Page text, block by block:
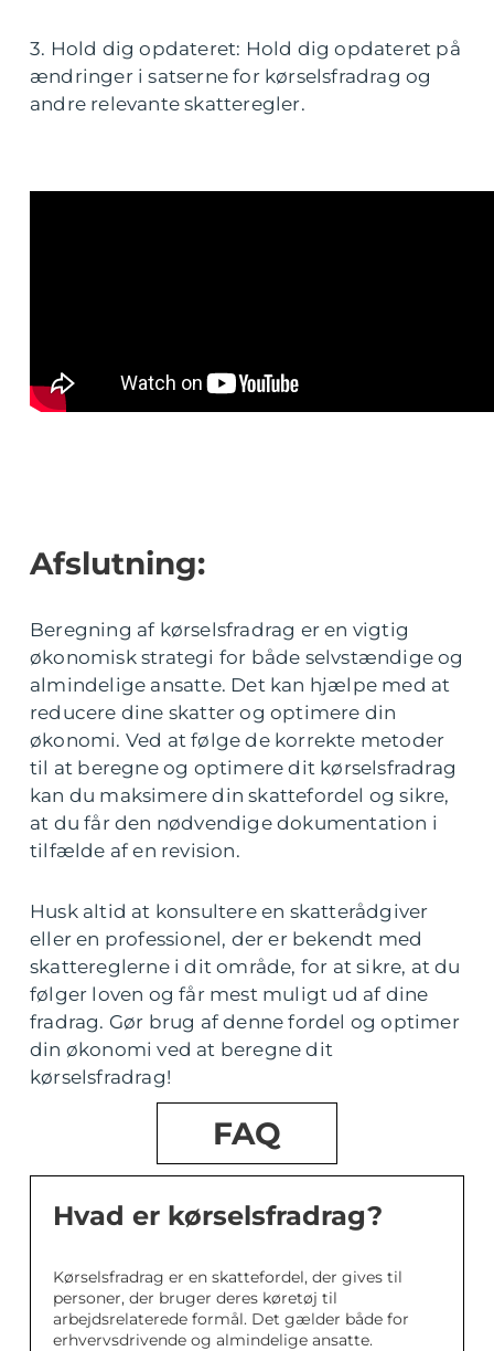
3. Hold dig opdateret: Hold dig opdateret på
ændringer i satserne for kørselsfradrag og
andre relevante skatteregler.
Afslutning:
Beregning af kørselsfradrag er en vigtig
økonomisk strategi for både selvstændige og
almindelige ansatte. Det kan hjælpe med at
reducere dine skatter og optimere din
økonomi. Ved at følge de korrekte metoder
til at beregne og optimere dit kørselsfradrag
kan du maksimere din skattefordel og sikre,
at du får den nødvendige dokumentation i
tilfælde af en revision.
Husk altid at konsultere en skatterådgiver
eller en professionel, der er bekendt med
skattereglerne i dit område, for at sikre, at du
følger loven og får mest muligt ud af dine
fradrag. Gør brug af denne fordel og optimer
din økonomi ved at beregne dit
kørselsfradrag!
FAQ
Hvad er kørselsfradrag?
Kørselsfradrag er en skattefordel, der gives til
personer, der bruger deres køretøj til
arbejdsrelaterede formål. Det gælder både for
erhvervsdrivende og almindelige ansatte.